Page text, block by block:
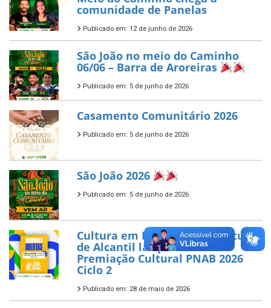
comunidade de Panelas
Publicado em: 12 de junho de 2026
São João no meio do Caminho
06/06 – Barra de Aroreiras
Publicado em: 5 de junho de 2026
Casamento Comunitário 2026
Publicado em: 5 de junho de 2026
São João 2026
Publicado em: 5 de junho de 2026
Cultura em Destaque: Prefeitura
de Alcantil lança Edital de
Premiação Cultural PNAB 2026
Ciclo 2
Publicado em: 28 de maio de 2026